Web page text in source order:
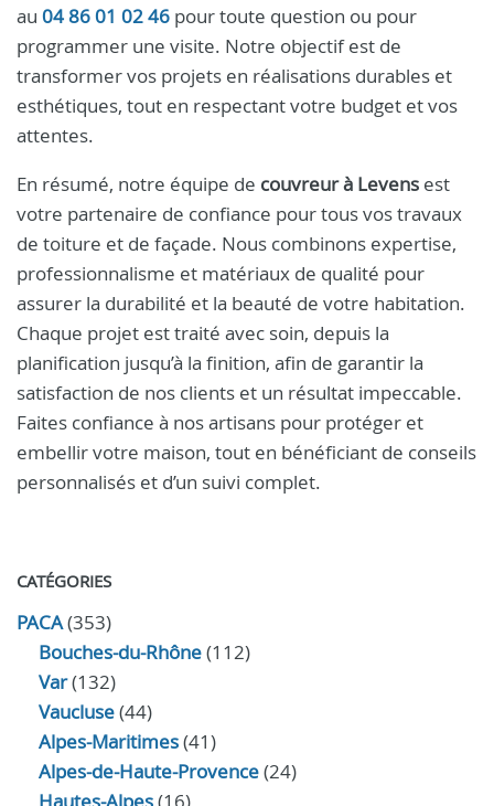
au 04 86 01 02 46 pour toute question ou pour
programmer une visite. Notre objectif est de
transformer vos projets en réalisations durables et
esthétiques, tout en respectant votre budget et vos
attentes.
En résumé, notre équipe de couvreur à Levens est
votre partenaire de confiance pour tous vos travaux
de toiture et de façade. Nous combinons expertise,
professionnalisme et matériaux de qualité pour
assurer la durabilité et la beauté de votre habitation.
Chaque projet est traité avec soin, depuis la
planification jusqu’à la finition, afin de garantir la
satisfaction de nos clients et un résultat impeccable.
Faites confiance à nos artisans pour protéger et
embellir votre maison, tout en bénéficiant de conseils
personnalisés et d’un suivi complet.
CATÉGORIES
PACA(353)
Bouches-du-Rhône(112)
Var(132)
Vaucluse(44)
Alpes-Maritimes(41)
Alpes-de-Haute-Provence(24)